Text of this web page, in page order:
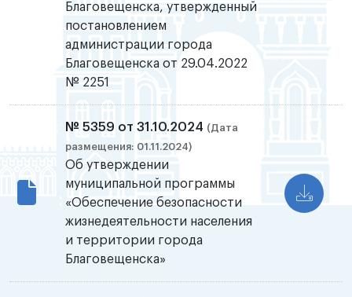
Благовещенска, утвержденный
постановлением
администрации города
Благовещенска от 29.04.2022
№ 2251
№ 5359 от 31.10.2024 (Дата
размещения: 01.11.2024)
Об утверждении
муниципальной программы
«Обеспечение безопасности
жизнедеятельности населения
и территории города
Благовещенска»